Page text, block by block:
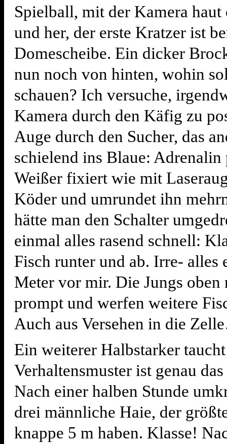
Spielball, mit der Kamera haut
und her, der erste Kratzer ist
Domescheibe. Ein dicker
nun noch von hinten, wohin
schauen? Ich versuche,
Kamera durch den Käfig zu
Auge durch den Sucher, das
schielend ins Blaue:
Weißer fixiert wie mit
Köder und umrundet ihn
hätte man den Schalter
einmal alles rasend schnell:
Fisch runter und ab. Irre- alles
Meter vor mir. Die Jungs oben
prompt und werfen weitere
Auch aus Versehen in die
Ein weiterer Halbstarker
Verhaltensmuster ist genau
Nach einer halben Stunde
drei männliche Haie, der
knappe 5 m haben. Klasse!